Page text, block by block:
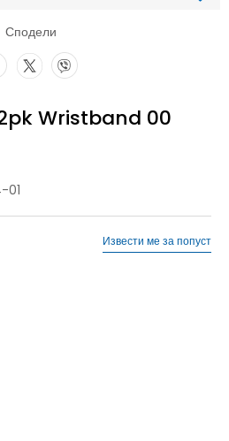
Сподели
Wristband 00
01
Извести ме за попуст